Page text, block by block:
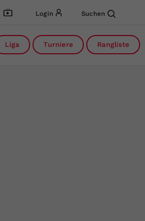
Login Suchen
Liga Turniere Rangliste